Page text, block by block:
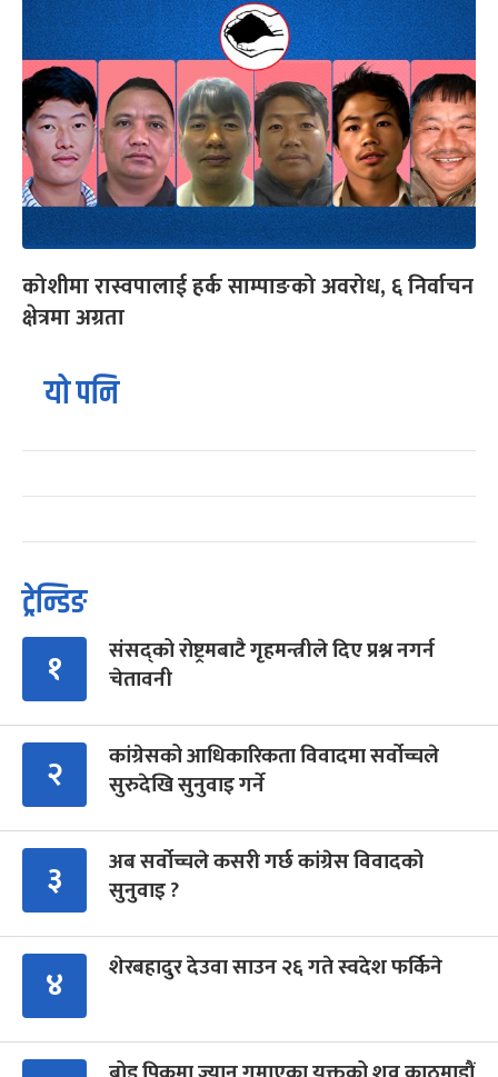
कोशीमा रास्वपालाई हर्क साम्पाङको अवरोध, ६ निर्वाचन
क्षेत्रमा अग्रता
यो पनि
ट्रेन्डिङ
१
संसद्को रोष्ट्रमबाटै गृहमन्त्रीले दिए प्रश्न नगर्न
चेतावनी
२
कांग्रेसको आधिकारिकता विवादमा सर्वोच्चले
सुरुदेखि सुनुवाइ गर्ने
३
अब सर्वोच्चले कसरी गर्छ कांग्रेस विवादको
सुनुवाइ ?
४ शेरबहादुर देउवा साउन २६ गते स्वदेश फर्किने